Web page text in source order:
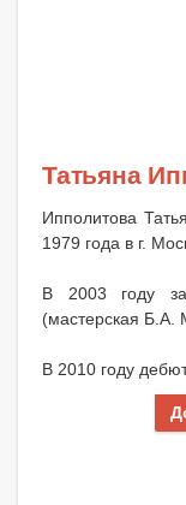
Татьяна
Ипполитова
1979 года в г.
В 2003 году
(мастерская Б.А.
В 2010 году